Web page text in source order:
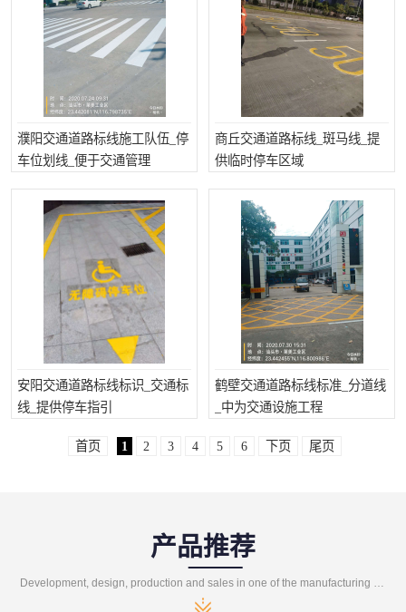
濮阳交通道路标线施工队伍_停
车位划线_便于交通管理
商丘交通道路标线_斑马线_提
供临时停车区域
安阳交通道路标线标识_交通标
线_提供停车指引
鹤壁交通道路标线标准_分道线
_中为交通设施工程
首页 1 2 3 4 5 6 下页 尾页
产品推荐
Development, design, production and sales in one of the manufacturing enterprises